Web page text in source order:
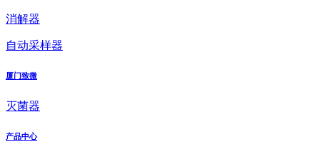
消解器
自动采样器
厦门致微
灭菌器
产品中心